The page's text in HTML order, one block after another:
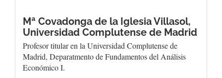
Mª Covadonga de la Iglesia Villasol,
Universidad Complutense de Madrid
Profesor titular en la Universidad Complutense de
Madrid, Deparatmento de Fundamentos del Análisis
Económico I.